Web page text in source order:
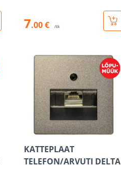
7.00 € /tk
KATTEPLAAT
TELEFON/ARVUTI DELTA